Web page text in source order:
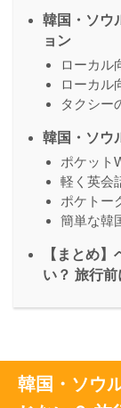
韓国・ソウ
ョン
ローカル
ローカル
タクシー
韓国・ソウ
ポケット
軽く英会
ポケトー
簡単な韓
【まとめ
い？ 旅行
韓国・ソウ